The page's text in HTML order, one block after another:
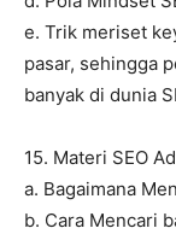
e. Trik meriset
pasar, sehingga
banyak di dunia
15. Materi SEO
a. Bagaimana
b. Cara Mencari